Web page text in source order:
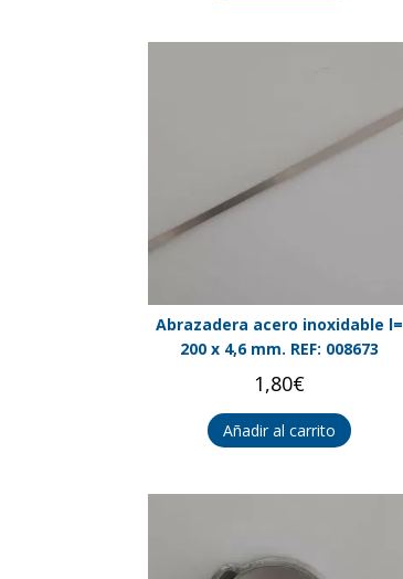
Abrazadera acero inoxidable l=
200 x 4,6 mm. REF: 008673
1,80€
Añadir al carrito